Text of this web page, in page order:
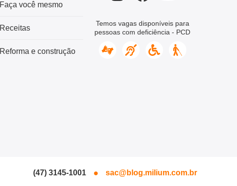
Faça você mesmo
Receitas
Reforma e construção
Temos vagas disponíveis para
pessoas com deficiência - PCD
(47) 3145-1001 sac@blog.milium.com.br